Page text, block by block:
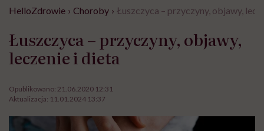
HelloZdrowie › Choroby › Łuszczyca – przyczyny, objawy,
Łuszczyca – przyczyny, objawy,
leczenie i dieta
Opublikowano: 21.06.2020 12:31
Aktualizacja: 11.01.2024 13:37